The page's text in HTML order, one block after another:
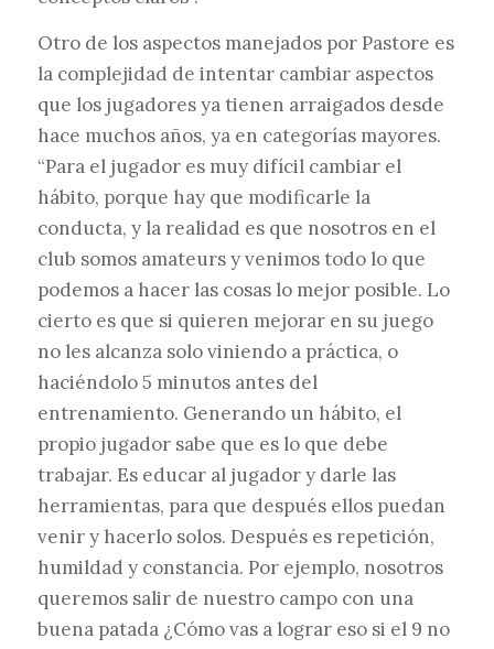
Otro de los aspectos manejados por Pastore es
la complejidad de intentar cambiar aspectos
que los jugadores ya tienen arraigados desde
hace muchos años, ya en categorías mayores.
“Para el jugador es muy difícil cambiar el
hábito, porque hay que modificarle la
conducta, y la realidad es que nosotros en el
club somos amateurs y venimos todo lo que
podemos a hacer las cosas lo mejor posible. Lo
cierto es que si quieren mejorar en su juego
no les alcanza solo viniendo a práctica, o
haciéndolo 5 minutos antes del
entrenamiento. Generando un hábito, el
propio jugador sabe que es lo que debe
trabajar. Es educar al jugador y darle las
herramientas, para que después ellos puedan
venir y hacerlo solos. Después es repetición,
humildad y constancia. Por ejemplo, nosotros
queremos salir de nuestro campo con una
buena patada ¿Cómo vas a lograr eso si el 9 no